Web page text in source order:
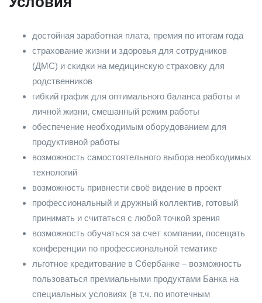
достойная заработная плата, премия по итогам года
страхование жизни и здоровья для сотрудников
(ДМС) и скидки на медицинскую страховку для
родственников
гибкий график для оптимального баланса работы и
личной жизни, смешанный режим работы
обеспечение необходимым оборудованием для
продуктивной работы
возможность самостоятельного выбора необходимых
технологий
возможность привнести своё видение в проект
профессиональный и дружный коллектив, готовый
принимать и считаться с любой точкой зрения
возможность обучаться за счет компании, посещать
конференции по профессиональной тематике
льготное кредитование в Сбербанке – возможность
пользоваться премиальными продуктами Банка на
специальных условиях (в т.ч. по ипотечным